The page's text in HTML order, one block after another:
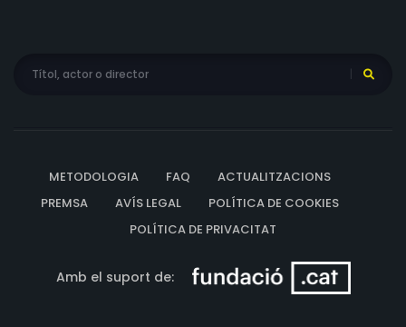
METODOLOGIA FAQ
ACTUALITZACIONS
PREMSA
AVÍS LEGAL
POLÍTICA DE COOKIES
POLÍTICA DE PRIVACITAT
Amb el suport de: